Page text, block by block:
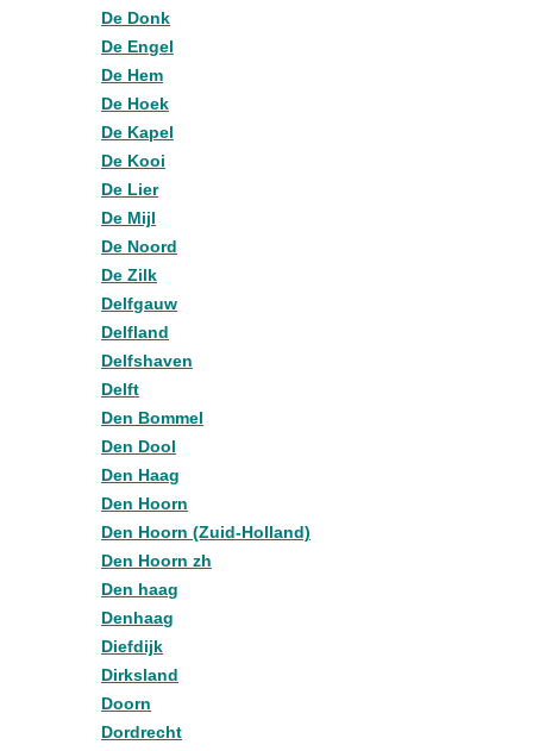
De Donk
De Engel
De Hem
De Hoek
De Kapel
De Kooi
De Lier
De Mijl
De Noord
De Zilk
Delfgauw
Delfland
Delfshaven
Delft
Den Bommel
Den Dool
Den Haag
Den Hoorn
Den Hoorn (Zuid-Holland)
Den Hoorn zh
Den haag
Denhaag
Diefdijk
Dirksland
Doorn
Dordrecht